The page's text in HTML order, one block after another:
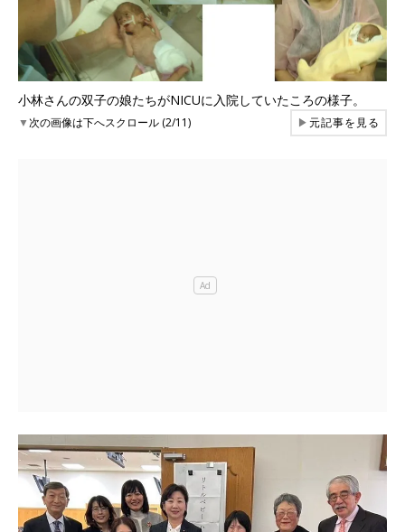
小林さんの双子の娘たちがNICUに入院していたころの様子。
▼次の画像は下へスクロール (2/11) ▶元記事を見る